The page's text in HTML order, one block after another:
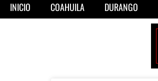
INICIO COAHUILA DURANGO